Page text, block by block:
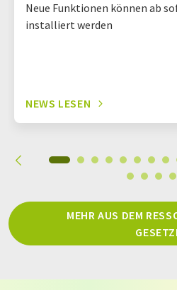
Neue Funktionen können ab
installiert werden
NEWS LESEN
MEHR AUS DEM